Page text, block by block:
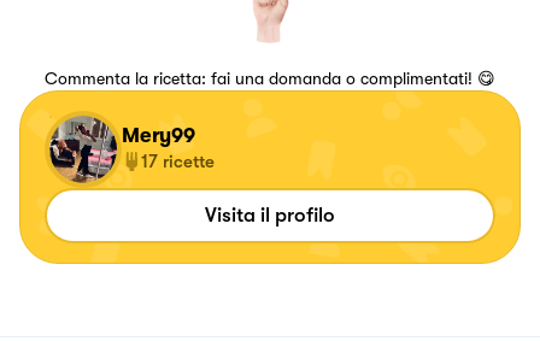
Commenta la ricetta: fai una domanda o complimentati! 😋
Mery99
17 ricette
Visita il profilo